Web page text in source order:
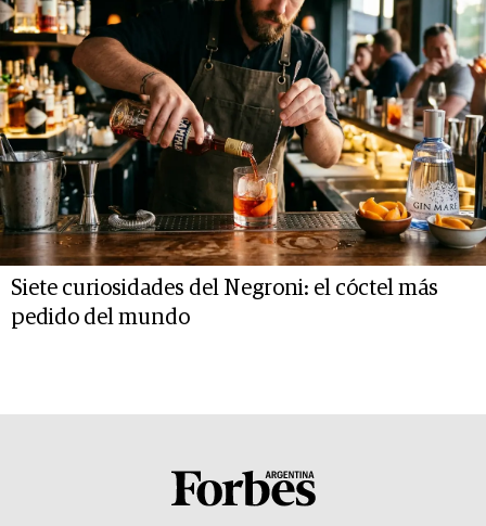
Siete curiosidades del Negroni: el cóctel más
pedido del mundo